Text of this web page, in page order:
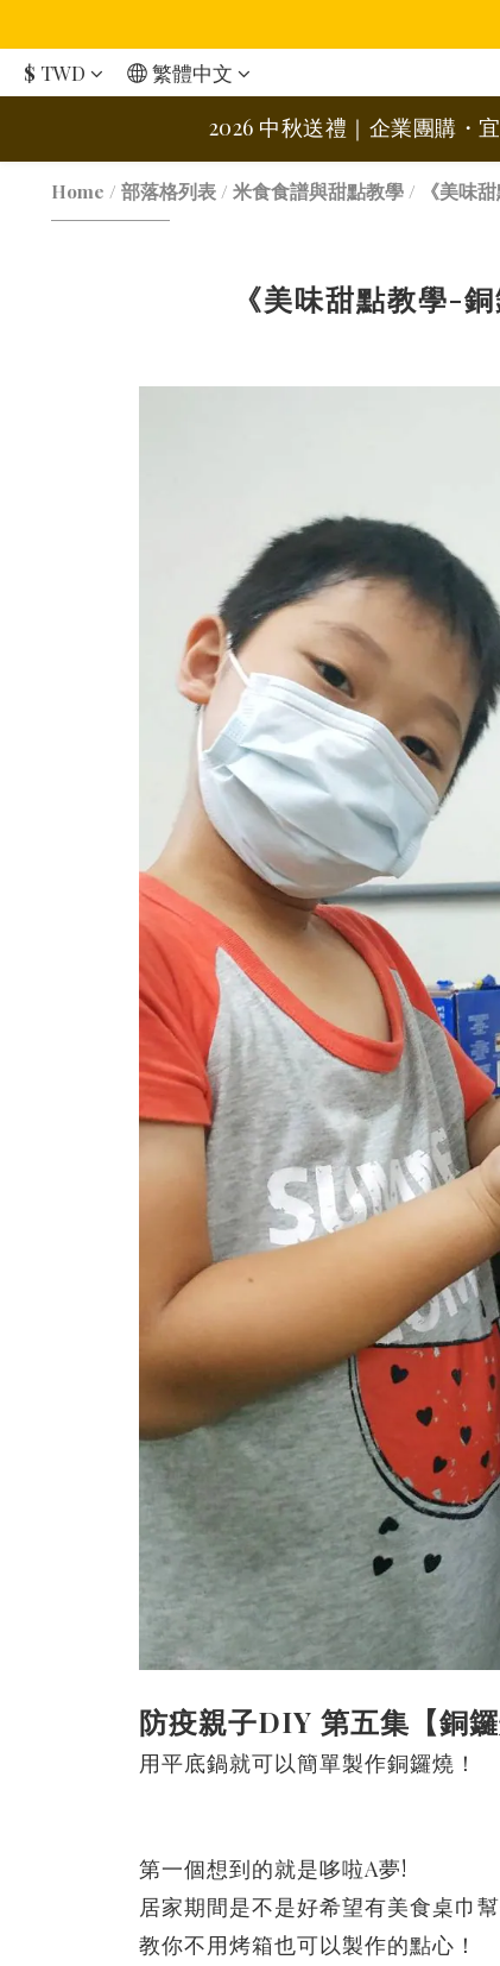
$ TWD 繁體中文
2026 中秋送禮｜企業團購・
Home / 部落格列表 / 米食食譜與甜點教學 / 《美味
《美味甜點教學-
防疫親子DIY 第五集【銅
用平底鍋就可以簡單製作銅鑼燒！
第一個想到的就是哆啦A夢!
居家期間是不是好希望有美食桌巾
教你不用烤箱也可以製作的點心！